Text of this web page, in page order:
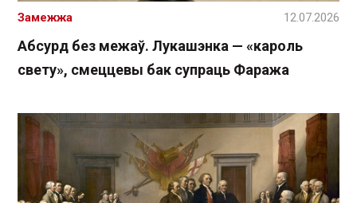
Абсурд без межаў. Лукашэнка — «кароль
свету», смеццевы бак супраць Фаража
Замежжа 12.07.2026